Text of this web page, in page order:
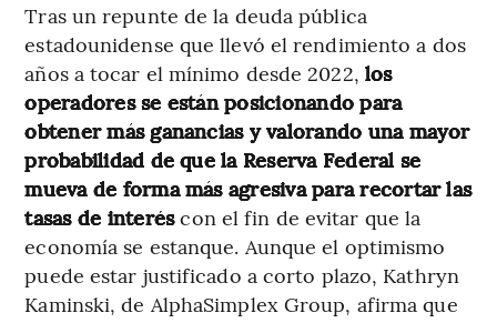
Tras un repunte de la deuda pública
estadounidense que llevó el rendimiento a dos
años a tocar el mínimo desde 2022, los
operadores se están posicionando para
obtener más ganancias y valorando una mayor
probabilidad de que la Reserva Federal se
mueva de forma más agresiva para recortar las
tasas de interéscon el fin de evitar que la
economía se estanque. Aunque el optimismo
puede estar justificado a corto plazo, Kathryn
Kaminski, de AlphaSimplex Group, afirma que